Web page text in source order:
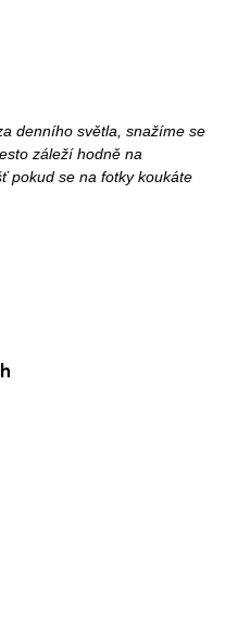
denního světla, snažíme se
záleží hodně na
pokud se na fotky koukáte